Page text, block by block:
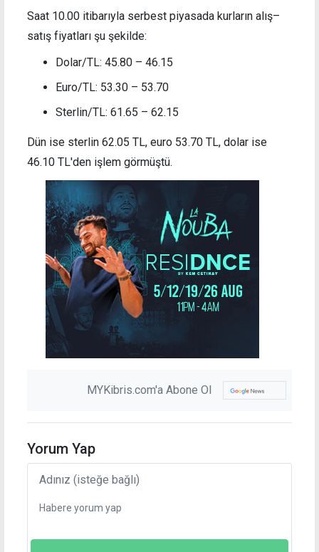
Saat 10.00 itibarıyla serbest piyasada kurların alış–
satış fiyatları şu şekilde:
Dolar/TL: 45.80 – 46.15
Euro/TL: 53.30 – 53.70
Sterlin/TL: 61.65 – 62.15
Dün ise sterlin 62.05 TL, euro 53.70 TL, dolar ise
46.10 TL'den işlem görmüştü.
MYKibris.com'a Abone Ol
Yorum Yap